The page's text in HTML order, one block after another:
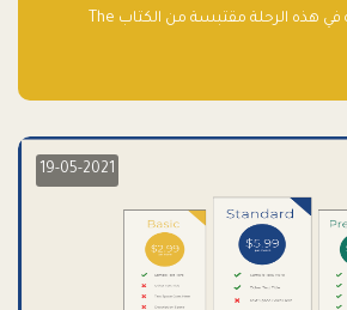
حددنا لكم أهم ٢٥ نقطة في هذه الرحلة مقتبسة من الكتاب The
19-05-2021